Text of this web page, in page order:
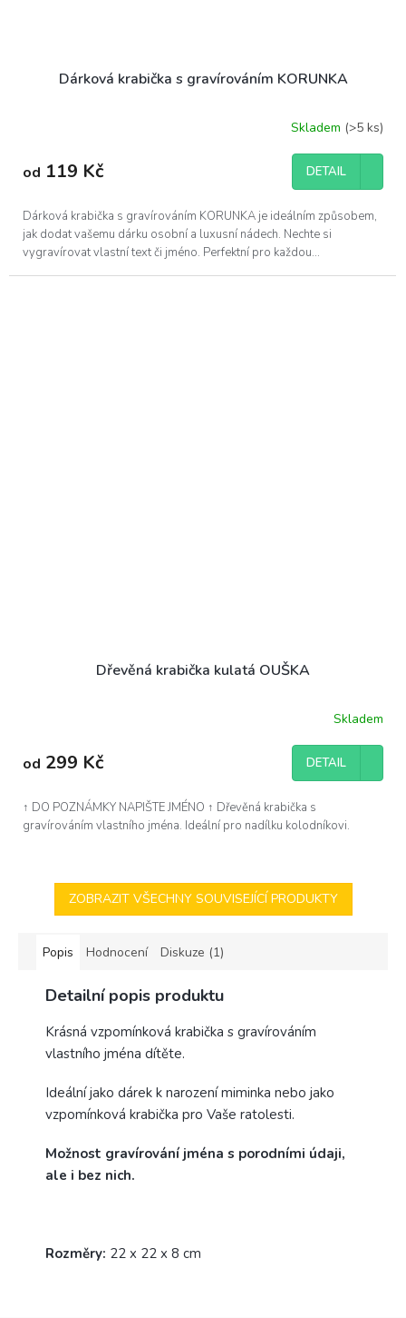
Dárková krabička s gravírováním KORUNKA
Skladem (>5 ks)
od 119 Kč DETAIL
Dárková krabička s gravírováním KORUNKA je ideálním způsobem,
jak dodat vašemu dárku osobní a luxusní nádech. Nechte si
vygravírovat vlastní text či jméno. Perfektní pro každou...
Dřevěná krabička kulatá OUŠKA
Skladem
od 299 Kč DETAIL
↑ DO POZNÁMKY NAPIŠTE JMÉNO ↑ Dřevěná krabička s
gravírováním vlastního jména. Ideální pro nadílku kolodníkovi.
ZOBRAZIT VŠECHNY SOUVISEJÍCÍ PRODUKTY
Popis Hodnocení Diskuze (1)
Detailní popis produktu
Krásná vzpomínková krabička s gravírováním
vlastního jména dítěte.
Ideální jako dárek k narození miminka nebo jako
vzpomínková krabička pro Vaše ratolesti.
Možnost gravírování jména s porodními údaji,
ale i bez nich.
Rozměry: 22 x 22 x 8 cm